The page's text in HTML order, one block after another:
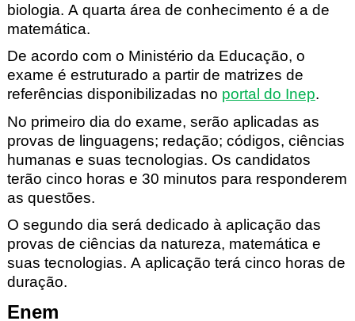
biologia. A quarta área de conhecimento é a de
matemática.
De acordo com o Ministério da Educação, o
exame é estruturado a partir de matrizes de
referências disponibilizadas no portal do Inep.
No primeiro dia do exame, serão aplicadas as
provas de linguagens; redação; códigos, ciências
humanas e suas tecnologias. Os candidatos
terão cinco horas e 30 minutos para responderem
as questões.
O segundo dia será dedicado à aplicação das
provas de ciências da natureza, matemática e
suas tecnologias. A aplicação terá cinco horas de
duração.
Enem